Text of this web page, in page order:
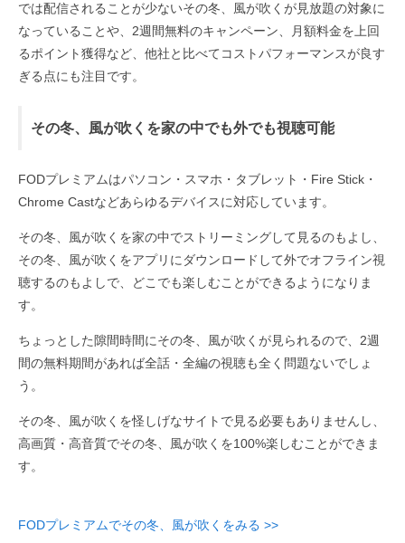
では配信されることが少ないその冬、風が吹くが見放題の対象に
なっていることや、2週間無料のキャンペーン、月額料金を上回
るポイント獲得など、他社と比べてコストパフォーマンスが良す
ぎる点にも注目です。
その冬、風が吹くを家の中でも外でも視聴可能
FODプレミアムはパソコン・スマホ・タブレット・Fire Stick・
Chrome Castなどあらゆるデバイスに対応しています。
その冬、風が吹くを家の中でストリーミングして見るのもよし、
その冬、風が吹くをアプリにダウンロードして外でオフライン視
聴するのもよしで、どこでも楽しむことができるようになりま
す。
ちょっとした隙間時間にその冬、風が吹くが見られるので、2週
間の無料期間があれば全話・全編の視聴も全く問題ないでしょ
う。
その冬、風が吹くを怪しげなサイトで見る必要もありませんし、
高画質・高音質でその冬、風が吹くを100%楽しむことができま
す。
FODプレミアムでその冬、風が吹くをみる >>